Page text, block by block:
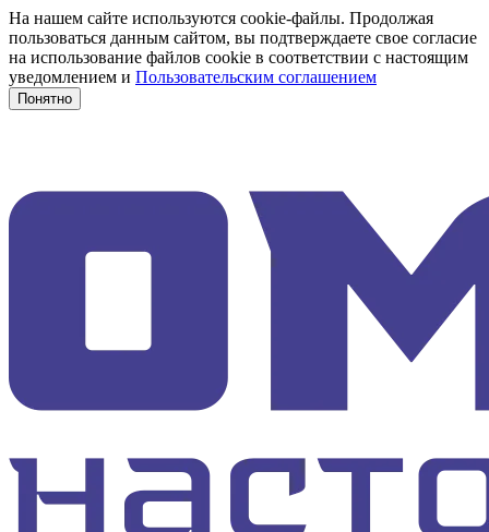
На нашем сайте используются cookie-файлы. Продолжая
пользоваться данным сайтом, вы подтверждаете свое согласие
на использование файлов cookie в соответствии с настоящим
уведомлением и Пользовательским соглашением
Понятно